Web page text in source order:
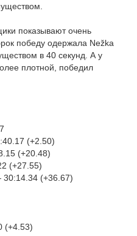
показывают очень
победу одержала Nežka
в 40 секунд. А у
плотной, победил
(+2.50)
(+20.48)
(+27.55)
(+36.67)
(+4.53)